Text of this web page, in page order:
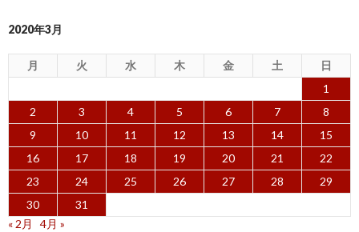
2020年3月
月 火 水 木 金 土
日
1
2
3 4 5 6 7
8
9
10 11 12 13 14
15
16
17 18 19 20 21
22
23
24 25 26 27 28
29
30
31
« 2月
4月 »